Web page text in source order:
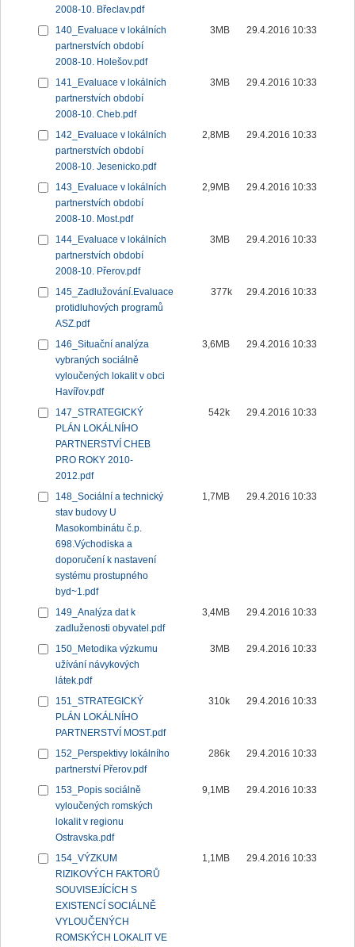
2008-10. Břeclav.pdf
140_Evaluace v lokálních
partnerstvích období
2008-10. Holešov.pdf
3MB 29.4.2016 10:33
141_Evaluace v lokálních
partnerstvích období
2008-10. Cheb.pdf
3MB 29.4.2016 10:33
142_Evaluace v lokálních
partnerstvích období
2008-10. Jesenicko.pdf
2,8MB 29.4.2016 10:33
143_Evaluace v lokálních
partnerstvích období
2008-10. Most.pdf
2,9MB 29.4.2016 10:33
144_Evaluace v lokálních
partnerstvích období
2008-10. Přerov.pdf
3MB 29.4.2016 10:33
145_Zadlužování.Evaluace
protidluhových programů
ASZ.pdf
377k 29.4.2016 10:33
146_Situační analýza
vybraných sociálně
vyloučených lokalit v obci
Havířov.pdf
3,6MB 29.4.2016 10:33
147_STRATEGICKÝ
PLÁN LOKÁLNÍHO
PARTNERSTVÍ CHEB
PRO ROKY 2010-
2012.pdf
542k 29.4.2016 10:33
148_Sociální a technický
stav budovy U
Masokombinátu č.p.
698.Východiska a
doporučení k nastavení
systému prostupného
byd~1.pdf
1,7MB 29.4.2016 10:33
149_Analýza dat k
zadluženosti obyvatel.pdf
3,4MB 29.4.2016 10:33
150_Metodika výzkumu
užívání návykových
látek.pdf
3MB 29.4.2016 10:33
151_STRATEGICKÝ
PLÁN LOKÁLNÍHO
PARTNERSTVÍ MOST.pdf
310k 29.4.2016 10:33
152_Perspektivy lokálního
partnerství Přerov.pdf
286k 29.4.2016 10:33
153_Popis sociálně
vyloučených romských
lokalit v regionu
Ostravska.pdf
9,1MB 29.4.2016 10:33
154_VÝZKUM
RIZIKOVÝCH FAKTORŮ
SOUVISEJÍCÍCH S
EXISTENCÍ SOCIÁLNĚ
VYLOUČENÝCH
ROMSKÝCH LOKALIT VE
1,1MB 29.4.2016 10:33